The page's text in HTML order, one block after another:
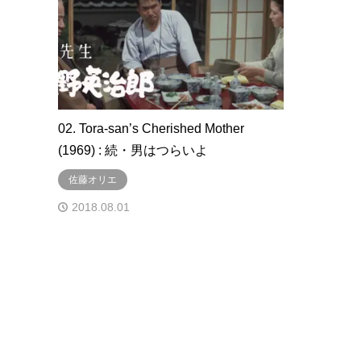
02. Tora-san’s Cherished Mother
(1969) : 続・男はつらいよ
佐藤オリエ
2018.08.01